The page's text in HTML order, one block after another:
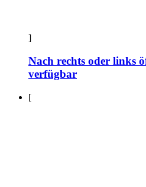
]
Nach rechts oder links
verfügbar
[